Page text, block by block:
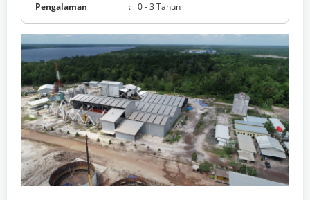
Pengalaman
: 0 - 3 Tahun